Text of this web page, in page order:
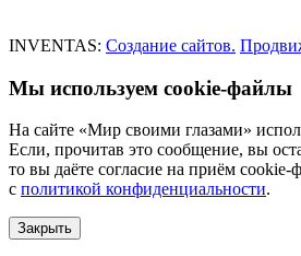
INVENTAS: Создание сайтов.
Мы используем cookie-файлы
На сайте «Мир своими глазами»
Если, прочитав это сообщение, вы
то вы даёте согласие на приём cookie-
с политикой конфиденциальности.
Закрыть